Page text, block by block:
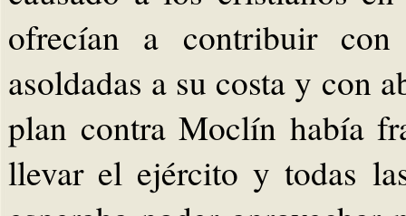
ofrecían a contribuir con
asoldadas a su costa y con
plan contra Moclín había
llevar el ejército y todas